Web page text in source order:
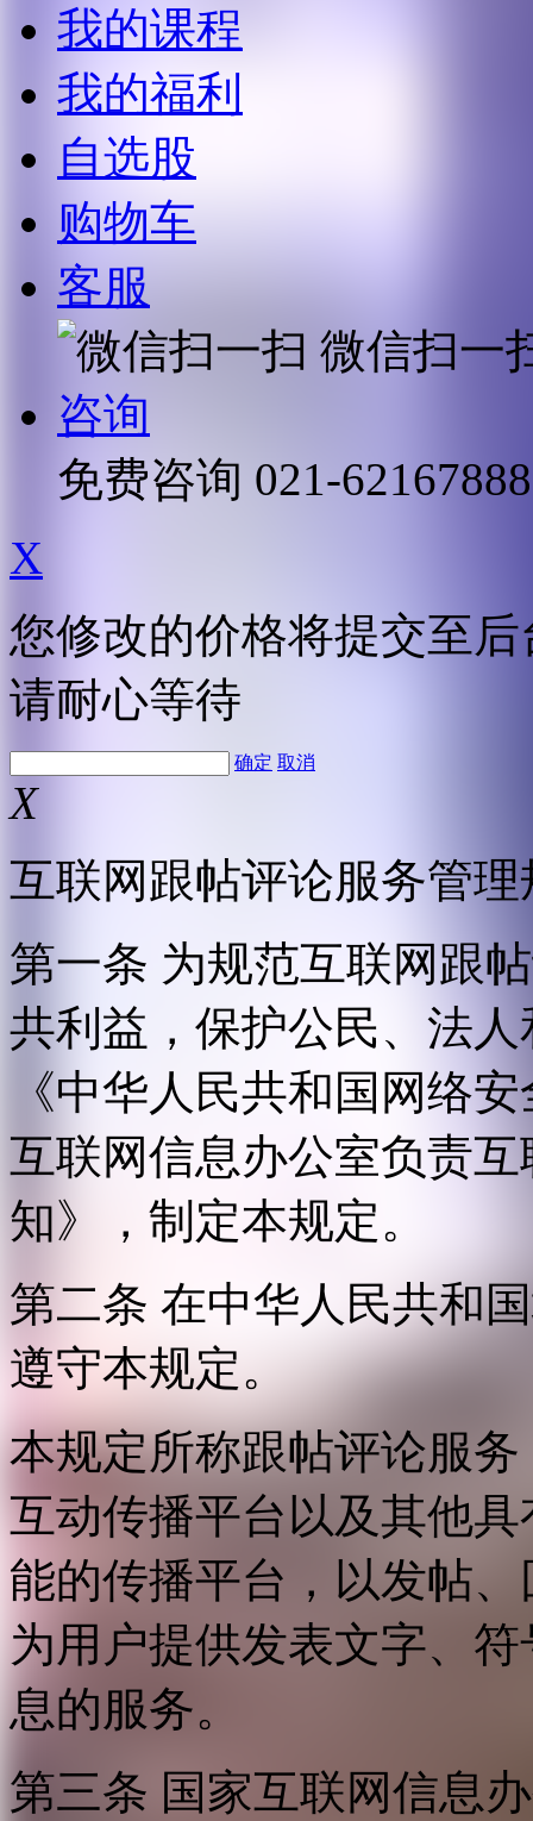
我的课程
我的福利
自选股
购物车
客服
微信扫一
咨询
免费咨询 021-62167888
X
您修改的价格将提交至
请耐心等待
确定 取消
X
互联网跟帖评论服务管理
第一条 为规范互联网跟
共利益，保护公民、法
《中华人民共和国网络
互联网信息办公室负责
知》，制定本规定。
第二条 在中华人民共和
遵守本规定。
本规定所称跟帖评论服
互动传播平台以及其他
能的传播平台，以发帖
为用户提供发表文字、
息的服务。
第三条 国家互联网信息